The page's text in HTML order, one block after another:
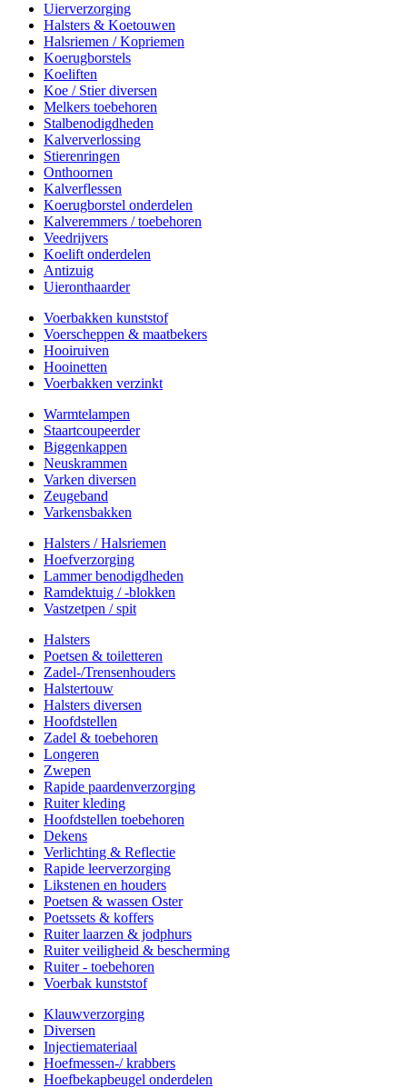
Uierverzorging
Halsters & Koetouwen
Halsriemen / Kopriemen
Koerugborstels
Koeliften
Koe / Stier diversen
Melkers toebehoren
Stalbenodigdheden
Kalververlossing
Stierenringen
Onthoornen
Kalverflessen
Koerugborstel onderdelen
Kalveremmers / toebehoren
Veedrijvers
Koelift onderdelen
Antizuig
Uieronthaarder
Voerbakken kunststof
Voerscheppen & maatbekers
Hooiruiven
Hooinetten
Voerbakken verzinkt
Warmtelampen
Staartcoupeerder
Biggenkappen
Neuskrammen
Varken diversen
Zeugeband
Varkensbakken
Halsters / Halsriemen
Hoefverzorging
Lammer benodigdheden
Ramdektuig / -blokken
Vastzetpen / spit
Halsters
Poetsen & toiletteren
Zadel-/Trensenhouders
Halstertouw
Halsters diversen
Hoofdstellen
Zadel & toebehoren
Longeren
Zwepen
Rapide paardenverzorging
Ruiter kleding
Hoofdstellen toebehoren
Dekens
Verlichting & Reflectie
Rapide leerverzorging
Likstenen en houders
Poetsen & wassen Oster
Poetssets & koffers
Ruiter laarzen & jodphurs
Ruiter veiligheid & bescherming
Ruiter - toebehoren
Voerbak kunststof
Klauwverzorging
Diversen
Injectiemateriaal
Hoefmessen-/ krabbers
Hoefbekapbeugel onderdelen